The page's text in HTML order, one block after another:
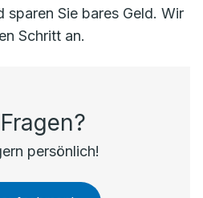
sparen Sie bares Geld. Wir
Schritt an.
persönlich!